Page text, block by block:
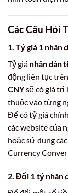
Các Câu Hỏi
1. Tỷ giá 1 nhân
Tỷ giá nhân dân
động liên tục
CNYsẽ có giá trị
thuộc vào từng
Để có tỷ giá
các website của
hoặc sử dụng
Currency
2. Đổi 1 tỷ nhân